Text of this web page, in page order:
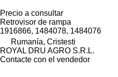
Precio a consultar
Retrovisor de rampa
1916866, 1484078, 1484076
Rumanía, Cristesti
ROYAL DRU AGRO S.R.L.
Contacte con el vendedor